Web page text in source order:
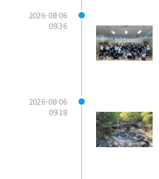
2026-08-06
09:36
2026-08-06
09:18